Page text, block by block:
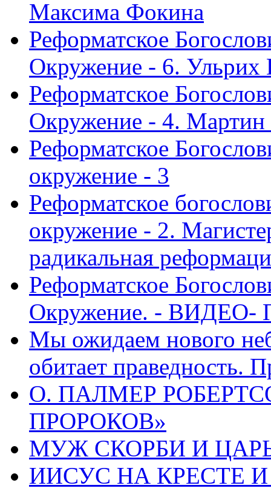
Максима Фокина
Реформатское
Окружение - 6. Ульрих
Реформатское
Окружение - 4.
Реформатское
окружение - 3
Реформатское
окружение - 2.
радикальная
Реформатское
Окружение. - ВИДЕО-
Мы ожидаем нового
обитает праведность.
О. ПАЛМЕР
ПРОРОКОВ»
МУЖ СКОРБИ И ЦАРЬ
ИИСУС НА КРЕСТЕ